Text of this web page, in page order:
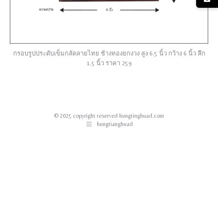
กรอบรูปประดับเข็มกลัดลายไทย ช้างทองยกงวง สูง 6.5 นิ้ว กว้าง 6 นิ้ว ลึก
1.5 นิ้ว ราคา 259
© 2025 copyright reserved hungtinghuad.com
hungtianghuad